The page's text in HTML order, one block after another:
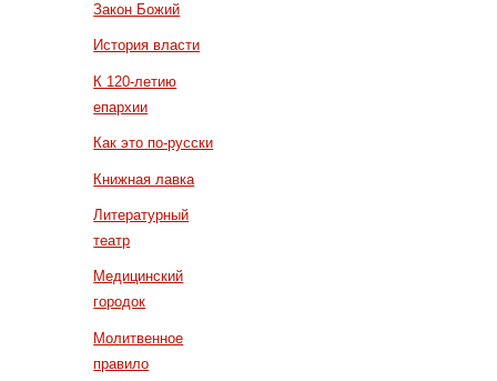
Закон Божий
История власти
К 120-летию
епархии
Как это по-русски
Книжная лавка
Литературный
театр
Медицинский
городок
Молитвенное
правило